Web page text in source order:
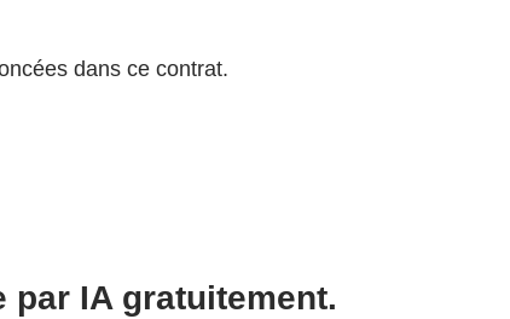
dans ce contrat.
IA gratuitement.